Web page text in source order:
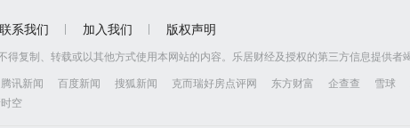
联系我们 加入我们 版权声明
得复制、转载或以其他方式使用本网站的内容。乐居财经及授权的第三方信息提供者
腾讯新闻 百度新闻 搜狐新闻 克而瑞好房点评网 东方财富 企查查 雪球
空